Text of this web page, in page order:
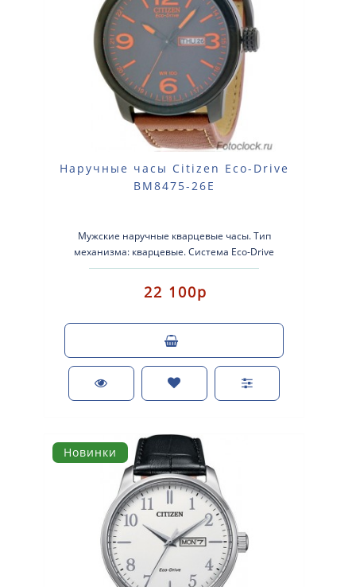
Наручные часы Citizen Eco-Drive
BM8475-26E
Мужские наручные кварцевые часы. Тип
механизма: кварцевые. Система Eco-Drive
(аккумулятор с питанием от световой энергии). ..
22 100р
Новинки